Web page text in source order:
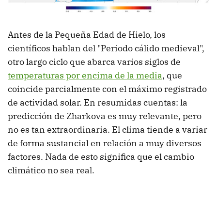
Antes de la Pequeña Edad de Hielo, los
científicos hablan del "Periodo cálido medieval",
otro largo ciclo que abarca varios siglos de
temperaturas por encima de la media, que
coincide parcialmente con el máximo registrado
de actividad solar. En resumidas cuentas: la
predicción de Zharkova es muy relevante, pero
no es tan extraordinaria. El clima tiende a variar
de forma sustancial en relación a muy diversos
factores. Nada de esto significa que el cambio
climático no sea real.